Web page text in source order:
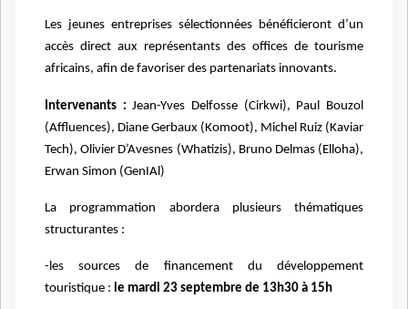
Les jeunes entreprises sélectionnées bénéficieront d’un
accès direct aux représentants des offices de tourisme
africains, afin de favoriser des partenariats innovants.
Intervenants : Jean-Yves Delfosse (Cirkwi), Paul Bouzol
(Affluences), Diane Gerbaux (Komoot), Michel Ruiz (Kaviar
Tech), Olivier D’Avesnes (Whatizis), Bruno Delmas (Elloha),
Erwan Simon (GenIAl)
La programmation abordera plusieurs thématiques
structurantes :
-les sources de financement du développement
touristique : le mardi 23 septembre de 13h30 à 15h